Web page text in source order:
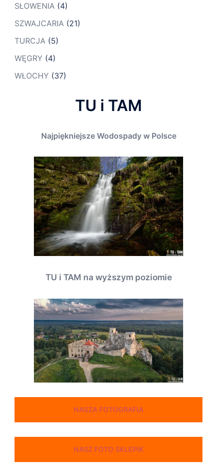
SŁOWENIA (4)
SZWAJCARIA (21)
TURCJA (5)
WĘGRY (4)
WŁOCHY (37)
TU i TAM
Najpiękniejsze Wodospady w Polsce
TU i TAM na wyższym poziomie
NASZA FOTOGRAFIA
NASZ FOTO SKLEPIK